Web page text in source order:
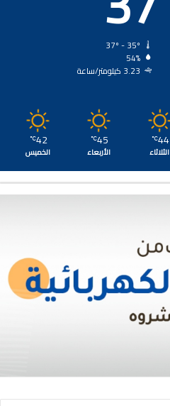
54%
3.23 كيلومتر/ساعة
44
℃
الثلاثاء
45
℃
الأربعاء
42
℃
الخميس